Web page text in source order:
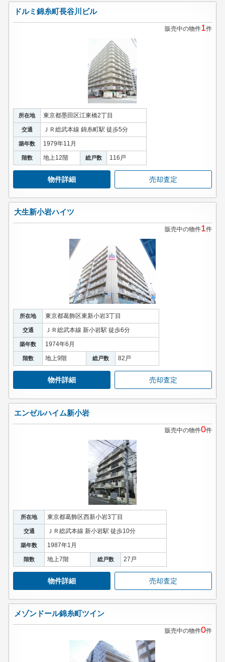
ドルミ錦糸町長谷川ビル
販売中の物件1件
所在地 東京都墨田区江東橋2丁目
交通 ＪＲ総武本線 錦糸町駅 徒歩5分
築年数 1979年11月
階数 地上12階 総戸数 116戸
物件詳細 売却査定
大生新小岩ハイツ
販売中の物件1件
所在地 東京都葛飾区東新小岩3丁目
交通 ＪＲ総武本線 新小岩駅 徒歩6分
築年数 1974年6月
階数 地上9階 総戸数 82戸
物件詳細 売却査定
エンゼルハイム新小岩
販売中の物件0件
所在地 東京都葛飾区西新小岩3丁目
交通 ＪＲ総武本線 新小岩駅 徒歩10分
築年数 1987年1月
階数 地上7階 総戸数 27戸
物件詳細 売却査定
メゾンドール錦糸町ツイン
販売中の物件0件